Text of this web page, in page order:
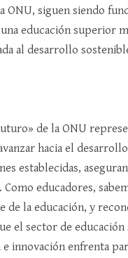
ONU, siguen siendo
educación superior
al desarrollo
de la ONU
hacia el
establecidas,
educadores,
de la educación, y
el sector de
innovación enfrenta